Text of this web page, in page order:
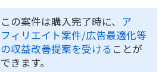
この案件は購入完了時に、 ア
フィリエイト案件/広告最適化等
の収益改善提案を受ける ことが
できます。